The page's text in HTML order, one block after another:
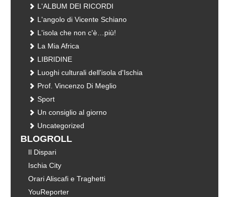
L'ALBUM DEI RICORDI
L'angolo di Vicente Schiano
L'isola che non c'è…più!
La Mia Africa
LIBRIDINE
Luoghi culturali dell'isola d'Ischia
Prof. Vincenzo Di Meglio
Sport
Un consiglio al giorno
Uncategorized
BLOGROLL
Il Dispari
Ischia City
Orari Aliscafi e Traghetti
YouReporter